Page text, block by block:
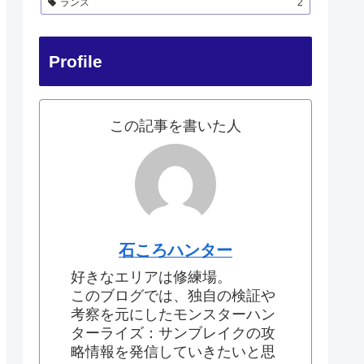
ランス 2
Profile
この記事を書いた人
石ころハンター
好きなエリアは修練場。
このブログでは、独自の検証や
考察を元にしたモンスターハン
ターライズ：サンブレイクの攻
略情報を発信していきたいと思